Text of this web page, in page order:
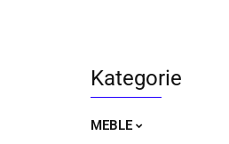
Kategorie
MEBLE